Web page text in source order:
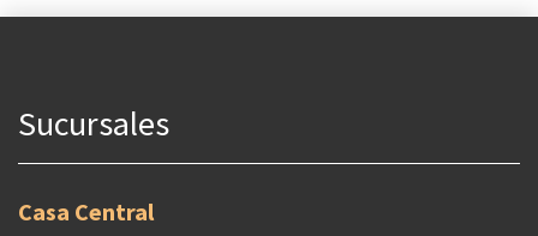
Sucursales
Casa Central